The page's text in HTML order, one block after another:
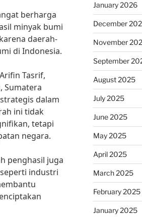
berharga
minyak bumi
daerah-
di Indonesia.
Tasrif,
Sumatera
dalam
ini tidak
tetapi
negara.
penghasil juga
industri
January 2026
December
November
September
August 2025
July 2025
June 2025
May 2025
April 2025
March 2025
February 2025
January 2025